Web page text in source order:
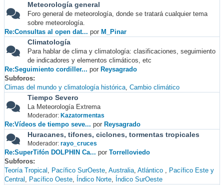
Meteorología general
Foro general de meteorología, donde se tratará cualquier tema
sobre meteorología.
Re:Consultas al open dat... por M_Pinar
Climatología
Para hablar de clima y climatología: clasificaciones, seguimiento
de indicadores y elementos climáticos, etc
Re:Seguimiento cordiller... por Reysagrado
Subforos
Climas del mundo y climatología histórica Cambio climático
Tiempo Severo
La Meteorología Extrema
Moderador: Kazatormentas
Re:Vídeos de tiempo seve... por Reysagrado
Huracanes, tifones, ciclones, tormentas tropicales
Moderador: rayo_cruces
Re:SuperTifón DOLPHIN Ca... por Torrelloviedo
Subforos
Teoría Tropical
Pacífico SurOeste Australia Atlántico
Pacífico Este y
Central
Pacífico Oeste Índico Norte Índico SurOeste